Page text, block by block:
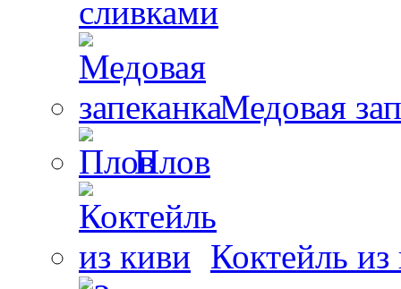
сливками
Медовая
Плов
Коктейль из